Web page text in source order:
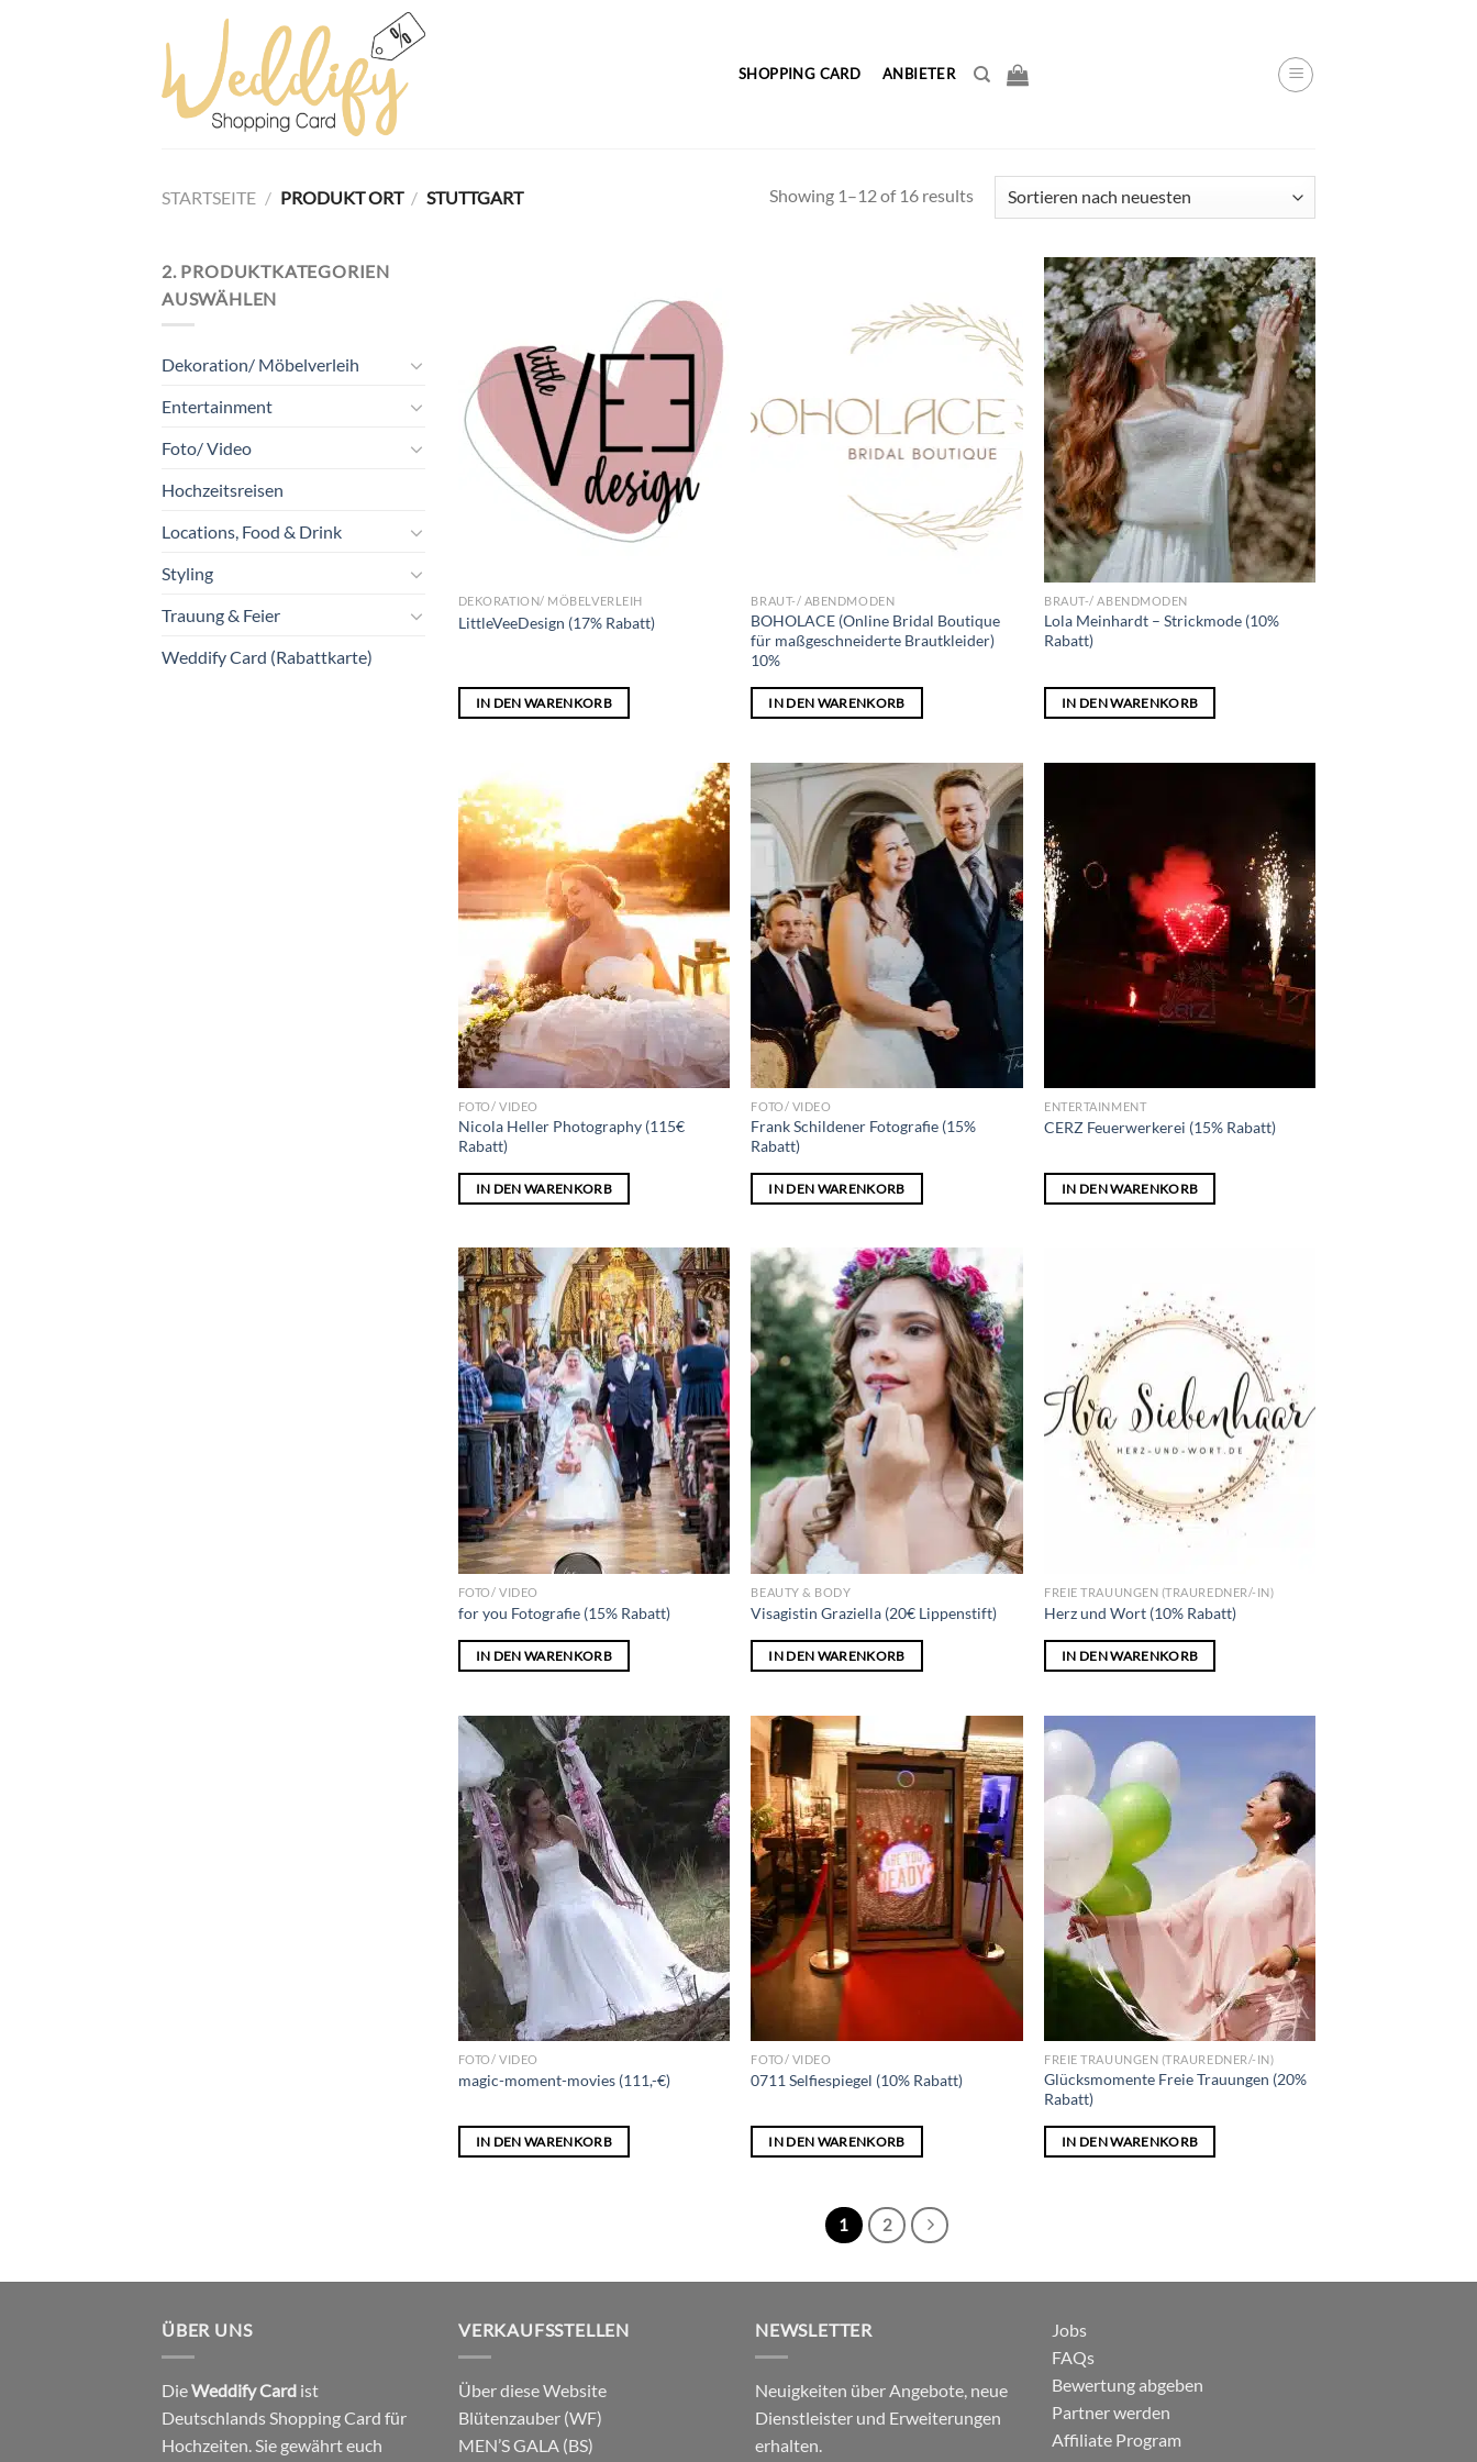
SHOPPING CARD ANBIETER
STARTSEITE / PRODUKT ORT / STUTTGART Showing 1–12 of 16 results
2. PRODUKTKATEGORIEN
AUSWÄHLEN
Dekoration/ Möbelverleih
Entertainment
Foto/ Video
Hochzeitsreisen
Locations, Food & Drink
Styling
Trauung & Feier
Weddify Card (Rabattkarte)
DEKORATION/ MÖBELVERLEIH
LittleVeeDesign (17% Rabatt)
IN DEN WARENKORB
BRAUT-/ ABENDMODEN
BOHOLACE (Online Bridal Boutique
für maßgeschneiderte Brautkleider)
10%
IN DEN WARENKORB
BRAUT-/ ABENDMODEN
Lola Meinhardt – Strickmode (10%
Rabatt)
IN DEN WARENKORB
FOTO/ VIDEO
Nicola Heller Photography (115€
Rabatt)
IN DEN WARENKORB
FOTO/ VIDEO
Frank Schildener Fotografie (15%
Rabatt)
IN DEN WARENKORB
ENTERTAINMENT
CERZ Feuerwerkerei (15% Rabatt)
IN DEN WARENKORB
FOTO/ VIDEO
for you Fotografie (15% Rabatt)
IN DEN WARENKORB
BEAUTY & BODY
Visagistin Graziella (20€ Lippenstift)
IN DEN WARENKORB
FREIE TRAUUNGEN (TRAUREDNER/-IN)
Herz und Wort (10% Rabatt)
IN DEN WARENKORB
FOTO/ VIDEO
magic-moment-movies (111,-€)
IN DEN WARENKORB
FOTO/ VIDEO
0711 Selfiespiegel (10% Rabatt)
IN DEN WARENKORB
FREIE TRAUUNGEN (TRAUREDNER/-IN)
Glücksmomente Freie Trauungen (20%
Rabatt)
IN DEN WARENKORB
1 2
ÜBER UNS
DieWeddify Card ist
Deutschlands Shopping Card für
Hochzeiten. Sie gewährt euch
VERKAUFSSTELLEN
Über diese Website
Blütenzauber (WF)
MEN’S GALA (BS)
NEWSLETTER
Neuigkeiten über Angebote, neue
Dienstleister und Erweiterungen
erhalten.
Jobs
FAQs
Bewertung abgeben
Partner werden
Affiliate Program